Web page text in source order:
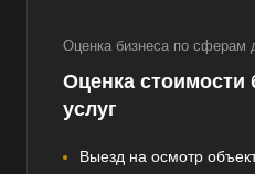
Оценка бизнеса по сферам
Оценка стоимости
услуг
Выезд на осмотр